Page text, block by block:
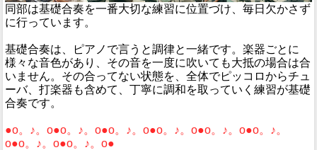
同部は基礎合奏を一番大切な練習に位置づけ、毎日欠かさず
に行っています。
基礎合奏は、ピアノで言うと調律と一緒です。楽器ごとに
様々な音色があり、その音を一度に吹いても大抵の場合は合
いません。その合ってない状態を、全体でピッコロからチュ
ーバ、打楽器も含めて、丁寧に調和を取っていく練習が基礎
合奏です。
●o。♪。o●o。♪。o●o。♪。o●o。♪。o●o。♪。o●o。♪。
o●o。♪。o●o。♪。o●